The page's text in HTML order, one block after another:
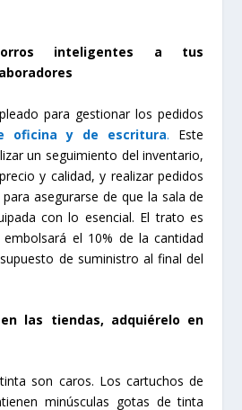
inteligentes a tus
para gestionar los pedidos
oficina y de escritura. Este
un seguimiento del inventario,
y calidad, y realizar pedidos
asegurarse de que la sala de
con lo esencial. El trato es
el 10% de la cantidad
de suministro al final del
las tiendas, adquiérelo en
son caros. Los cartuchos de
minúsculas gotas de tinta